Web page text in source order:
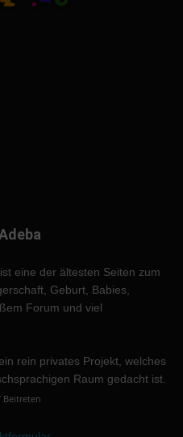
eine der ältesten Seiten zum
Geburt, Babies,
Forum und viel
rein privates Projekt, welches
Raum gedacht ist.
Beitreten